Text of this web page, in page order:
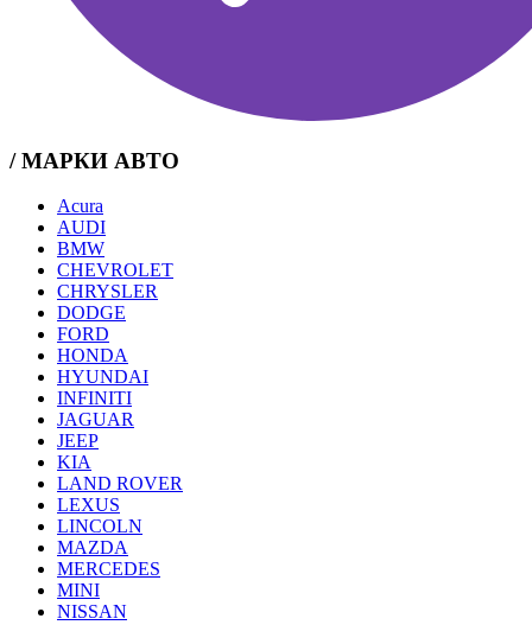
/ МАРКИ АВТО
Acura
AUDI
BMW
CHEVROLET
CHRYSLER
DODGE
FORD
HONDA
HYUNDAI
INFINITI
JAGUAR
JEEP
KIA
LAND ROVER
LEXUS
LINCOLN
MAZDA
MERCEDES
MINI
NISSAN